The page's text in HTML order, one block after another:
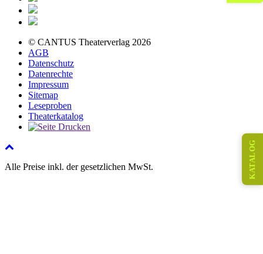
© CANTUS Theaterverlag 2026
AGB
Datenschutz
Datenrechte
Impressum
Sitemap
Leseproben
Theaterkatalog
Alle Preise inkl. der gesetzlichen MwSt. KATALOG